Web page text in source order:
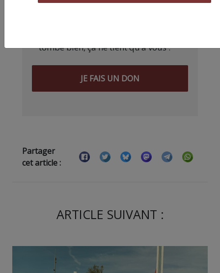
tombe bien, ça ne tient qu’à vous :
JE FAIS UN DON
Partager
cet article :
ARTICLE SUIVANT :